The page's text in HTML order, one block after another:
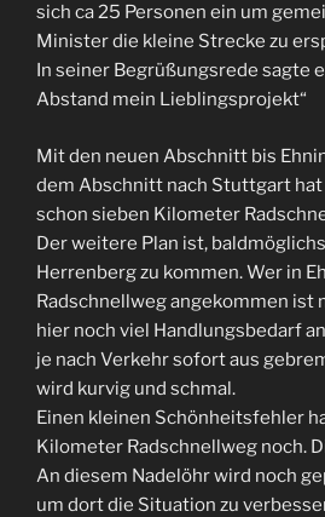
sich ca 25 Personen ein um
Minister die kleine Strecke zu
In seiner Begrüßungsrede sagte
Abstand mein Lieblingsprojekt“
Mit den neuen Abschnitt bis
dem Abschnitt nach Stuttgart
schon sieben Kilometer
Der weitere Plan ist,
Herrenberg zu kommen. Wer in
Radschnellweg angekommen ist
hier noch viel Handlungsbedarf
je nach Verkehr sofort aus
wird kurvig und schmal.
Einen kleinen Schönheitsfehler
Kilometer Radschnellweg noch.
An diesem Nadelöhr wird noch
um dort die Situation zu